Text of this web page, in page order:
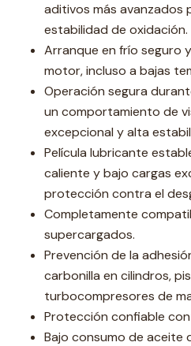
aditivos más avanzados
estabilidad de oxidación.
Arranque en frío seguro
motor, incluso a bajas
Operación segura
un comportamiento de
excepcional y alta
Película lubricante
caliente y bajo cargas
protección contra el
Completamente
supercargados.
Prevención de la
carbonilla en cilindros,
turbocompresores de
Protección confiable
Bajo consumo de aceite